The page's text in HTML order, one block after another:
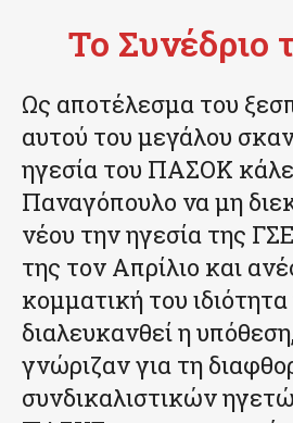
Το Συνέδριο
Ως αποτέλεσμα του
αυτού του μεγάλου
ηγεσία του ΠΑΣΟΚ
Παναγόπουλο να μη
νέου την ηγεσία της
της τον Απρίλιο και
κομματική του
διαλευκανθεί η
γνώριζαν για τη
συνδικαλιστικών